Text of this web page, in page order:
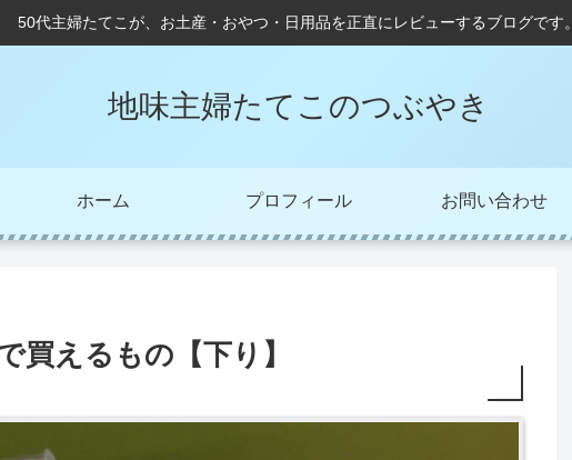
50代主婦たてこが、お土産・おやつ・日用品を正直にレビューするブログです。
地味主婦たてこのつぶやき
ホーム プロフィール お問い合わせ
買えるもの【下り】